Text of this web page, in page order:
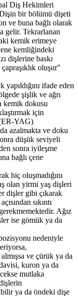
Diş Hekimleri
bir bölümü dişeti
ve buna bağlı olarak
gelir. Tekrarlanan
kemik erimeye
kemliğindeki
dişlerine baskı
oluşur"
ifade eden
şişlik ve ağrı
kemik dokusu
için
YAG)
azalmakta ve doku
düşük seviyeli
sonra iyileşme
bağlı çene
hiç oluşmadığını
olan yirmi yaş dişleri
dişler gibi çıkarak
sıkıntı
Ağız
ise gömük ya da
nedeniyle
ve çürük ya da
kuron ya da
mutlaka
ya da öndeki dişe